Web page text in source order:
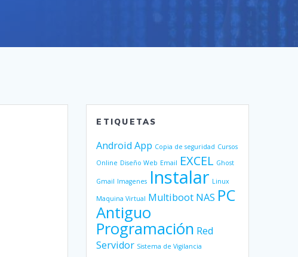
ETIQUETAS
Android App Copia de seguridad Cursos
Online Diseño Web Email EXCEL Ghost
Gmail Imagenes Instalar Linux
Maquina Virtual Multiboot NAS PC
Antiguo
Programación Red
Servidor Sistema de Vigilancia